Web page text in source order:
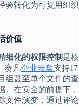
验转化为可复用组织
价值
细化的权限控制 是核
赛凡企业云盘支持17
组甚至单个文件的查
。在安全的前提下，
文件演变，通过评论